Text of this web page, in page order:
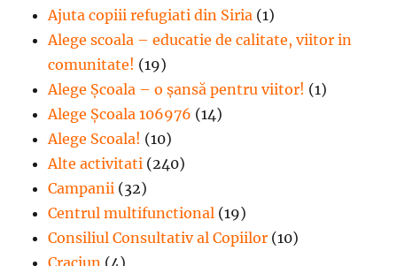
Ajuta copiii refugiati din Siria (1)
Alege scoala – educatie de calitate, viitor in
comunitate! (19)
Alege Şcoala – o şansă pentru viitor! (1)
Alege Școala 106976 (14)
Alege Scoala! (10)
Alte activitati (240)
Campanii (32)
Centrul multifunctional (19)
Consiliul Consultativ al Copiilor (10)
Craciun (4)